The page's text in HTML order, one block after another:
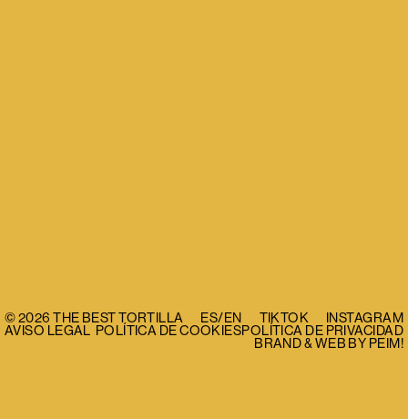
©2026 THE BEST TORTILLA ES/EN TIKTOK
INSTAGRAM
AVISO LEGAL POLÍTICA DE COOKIESPOLÍTICA DE PRIVACIDAD
BRAND & WEB BY PEIM!